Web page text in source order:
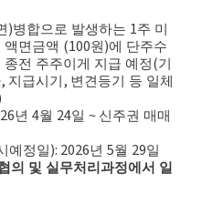
)병합으로 발생하는 1주 미
액면금액 (100원 )에 단주수
종전 주주이게 지급 예정(기
, 지급시기 , 변견등기 등 일체
년 4월 24일 ~ 신주권 매매
예정일): 2026년 5월 29일
의 및 실무처리과정에서 일